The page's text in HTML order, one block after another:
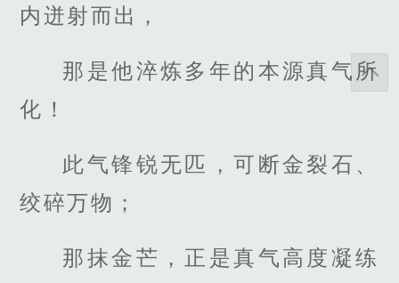
内迸射而出，
那是他淬炼多年的本源真气所
化！
此气锋锐无匹，可断金裂石、
绞碎万物；
那抹金芒，正是真气高度凝练